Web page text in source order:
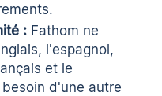
: Fathom ne
l'espagnol,
et le
d'une autre